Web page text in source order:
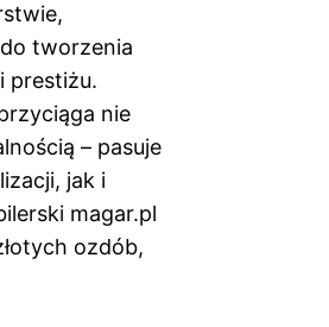
tworzenia
prestiżu.
nie
– pasuje
jak i
magar.pl
ozdób,